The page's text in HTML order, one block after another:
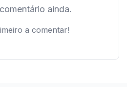
ainda.
a comentar!